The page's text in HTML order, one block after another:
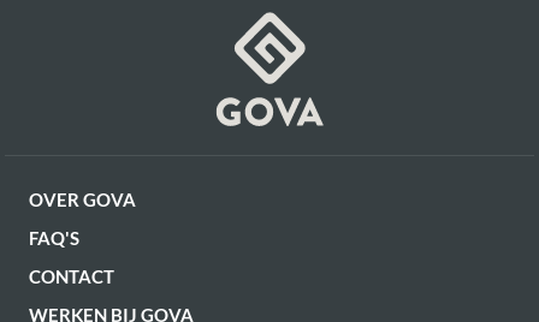
OVER GOVA
FAQ'S
CONTACT
WERKEN BIJ GOVA